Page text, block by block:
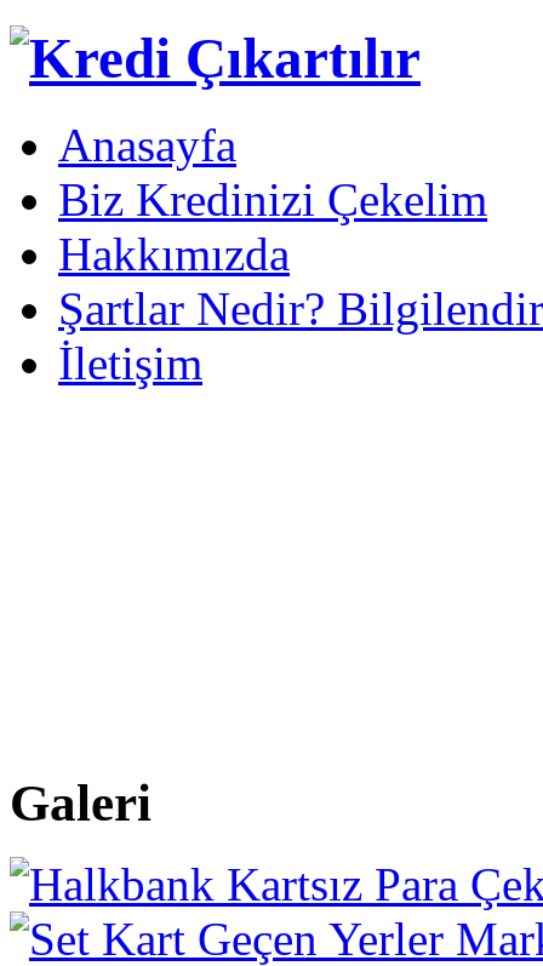
Anasayfa
Biz Kredinizi Çekelim
Hakkımızda
Şartlar Nedir?
İletişim
Galeri